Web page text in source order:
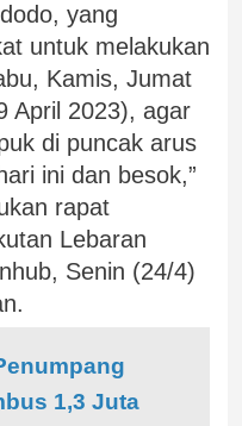
yang
untuk melakukan
Kamis, Jumat
April 2023), agar
di puncak arus
ini dan besok,”
rapat
Lebaran
Senin (24/4)
1,3 Juta